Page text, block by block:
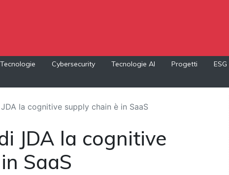
Tecnologie Cybersecurity Tecnologie AI Progetti ESG
la cognitive supply chain è in SaaS
JDA la cognitive
SaaS